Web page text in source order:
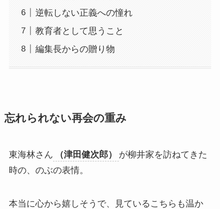
逆転しない正義への憧れ
教育者として思うこと
編集長からの贈り物
忘れられない再会の重み
東海林さん （津田健次郎）
が柳井家を訪ねてきた
時の、のぶの表情。
本当に心から嬉しそうで、見ているこちらも温か